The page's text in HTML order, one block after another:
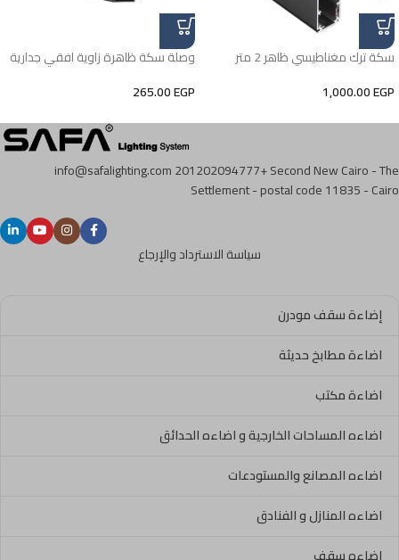
سكة ترك مغناطيسي ظاهر 2 متر
1,000.00EGP
وصلة سكة ظاهرة زاوية افقي جدارية
265.00EGP
info@safalighting.com201202094777+Second New Cairo - The
Settlement - postal code 11835 - Cairo
سياسة الاسترداد والإرجاع
إضاءة سقف مودرن
اضاءة مطابخ حديثة
اضاءة مكتب
اضاءه المساحات الخارجية و اضاءه الحدائق
اضاءه المصانع والمستودعات
اضاءه المنازل و الفنادق